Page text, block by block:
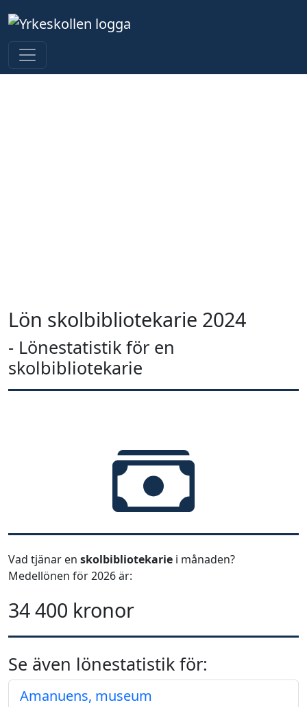
Lön skolbibliotekarie 2024
- Lönestatistik för en
skolbibliotekarie
Vad tjänar en skolbibliotekarie i månaden?
Medellönen för 2026 är:
34 400 kronor
Se även lönestatistik för:
Amanuens, museum